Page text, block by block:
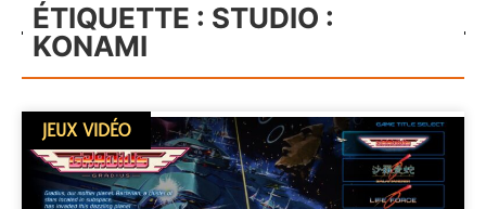
ÉTIQUETTE : STUDIO :
KONAMI
JEUX VIDÉO